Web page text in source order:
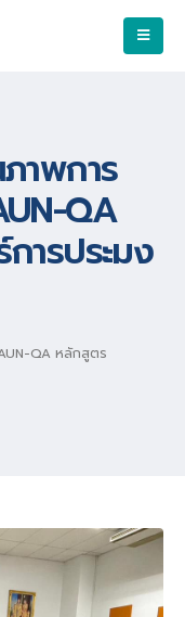
าพการ
QA
ารประมง
QA หลักสูตร